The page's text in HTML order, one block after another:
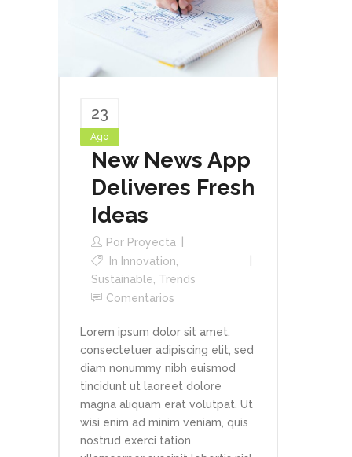
23
Ago
New News App
Deliveres Fresh
Ideas
Por Proyecta
In Innovation,
Sustainable, Trends
Comentarios
Lorem ipsum dolor sit amet,
consectetuer adipiscing elit, sed
diam nonummy nibh euismod
tincidunt ut laoreet dolore
magna aliquam erat volutpat. Ut
wisi enim ad minim veniam, quis
nostrud exerci tation